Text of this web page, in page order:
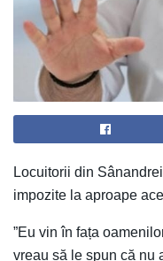
Locuitorii din
impozite la aproape
”Eu vin în fața
vreau să le spun că nu